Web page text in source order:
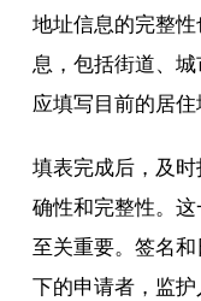
地址信息的完整
息，包括街道、
应填写目前的居住
填表完成后，及
确性和完整性。
至关重要。签名
下的申请者，监护